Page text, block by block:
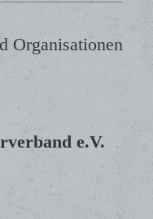
Organisationen
e.V.